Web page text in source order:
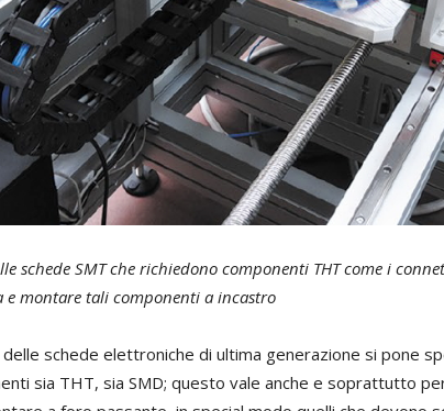
schede SMT che richiedono componenti THT come i
e montare tali componenti a incastro
schede elettroniche di ultima generazione si pone
sia THT, sia SMD; questo vale anche e soprattutto